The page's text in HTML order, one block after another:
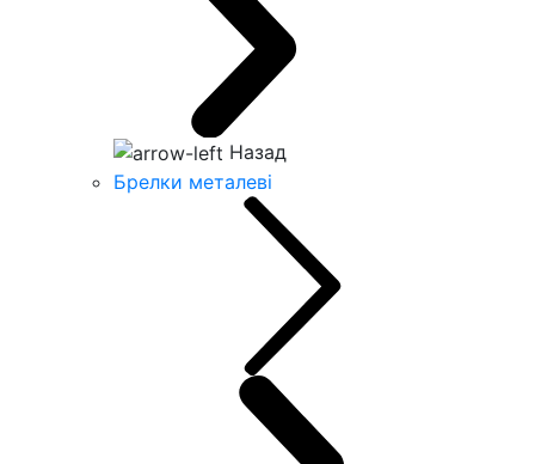
Назад
Брелки металеві